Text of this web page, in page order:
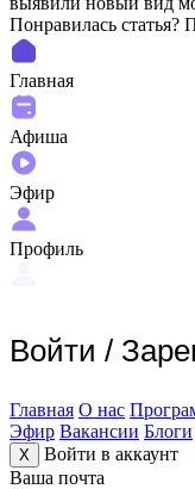
Понравилась статья?
Главная
Афиша
Эфир
Профиль
Войти /
Главная О нас
Эфир Вакансии Блоги
X
Войти в аккаунт
Ваша почта